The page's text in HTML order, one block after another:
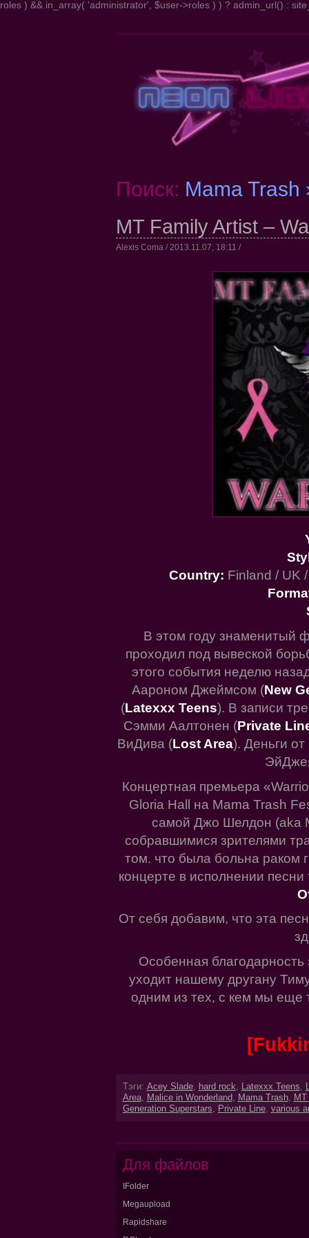
roles ) && in_array( 'administrator', $user->roles ) ) ? admin_url() :
Поиск: Mama Trash
MT Family Artist –
Alexis Coma / 2013.11.07, 18:11 /
Country: Finland / UK
В этом году знаменитый
проходил под вывеской
этого события неделю
Аароном Джеймсом (New
(Latexxx Teens). В записи
Сэмми Аалтонен (Private
ВиДива (Lost Area). Деньги
Концертная премьера
Gloria Hall на Mama Trash
самой Джо Шелдон (aka
собравшимися зрителями
том. что была больна раком
концерте в исполнении
От себя добавим, что эта
Особенная благодарность
уходит нашему другану
одним из тех, с кем мы еще
Тэги: Acey Slade, hard rock, Latexxx Teens,
Area, Malice in Wonderland, Mama Trash,
Generation Superstars, Private Line, various
Для файлов
IFolder
Megaupload
Rapidshare